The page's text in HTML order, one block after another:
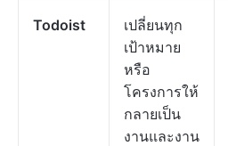
Todoist
เปลี่ยนทุก
เป้าหมาย
หรือ
โครงการให้
กลายเป็น
งานและงาน